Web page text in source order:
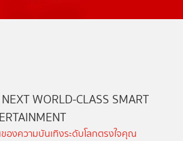
WORLD-CLASS SMART
องความบันเทิงระดับโลกตรงใจคุณ